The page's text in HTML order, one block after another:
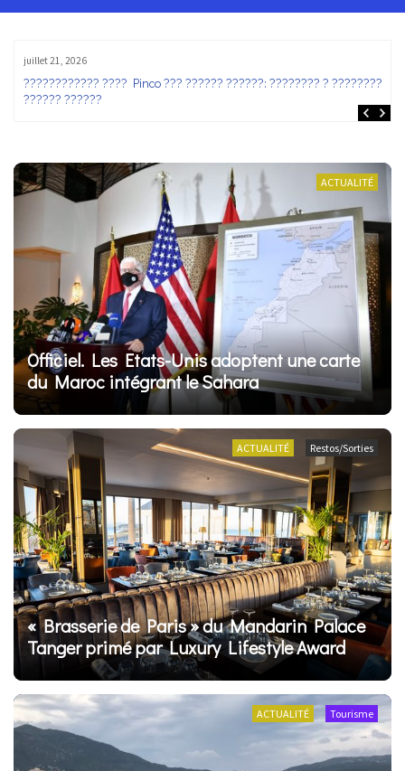
juillet 21, 2026
Pinco casino: ??? ?????? ? 2026 ???? ??? ????????? ??????-??????
ACTUALITÉ
Officiel. Les Etats-Unis adoptent une carte
du Maroc intégrant le Sahara
ACTUALITÉ Restos/Sorties
« Brasserie de Paris » du Mandarin Palace
Tanger primé par Luxury Lifestyle Award
ACTUALITÉ Tourisme